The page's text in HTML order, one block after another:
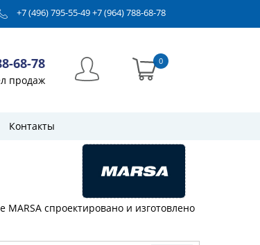
+7 (496) 795-55-49+7 (964) 788-68-78
68-78
продаж
0
Контакты
спроектировано и изготовлено